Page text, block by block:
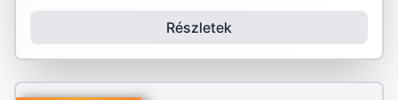
Részletek